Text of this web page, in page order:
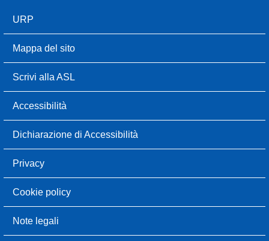
URP
Mappa del sito
Scrivi alla ASL
Accessibilità
Dichiarazione di Accessibilità
Privacy
Cookie policy
Note legali